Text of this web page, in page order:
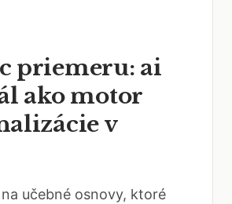
priemeru: ai
ako motor
v
učebné osnovy, ktoré